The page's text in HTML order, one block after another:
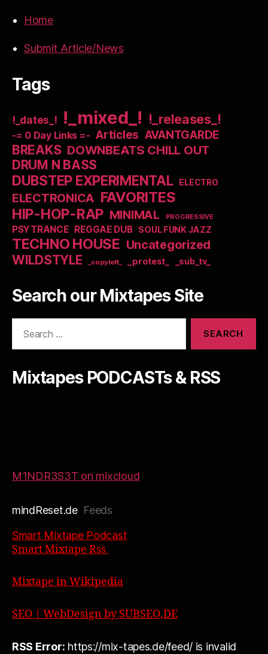
Home
Submit Article/News
Tags
!_dates_! !_mixed_! !_releases_!
-= 0 Day Links =- Articles AVANTGARDE
BREAKS DOWNBEATS CHILL OUT
DRUM N BASS
DUBSTEP EXPERIMENTAL ELECTRO
ELECTRONICA FAVORITES
HIP-HOP-RAP MINIMAL PROGRESSIVE
PSYTRANCE REGGAE DUB SOUL FUNK JAZZ
TECHNO HOUSE Uncategorized
WILDSTYLE _copyleft_ _protest_ _sub_tv_
Search our Mixtapes Site
Mixtapes PODCASTs & RSS
M1NDR3S3T on mixcloud
mindReset.deFeeds
Smart Mixtape Podcast
Smart Mixtape Rss
Mixtape in Wikipedia
SEO | WebDesign by SUBSEO,DE
RSS Error: https://mix-tapes.de/feed/ is invalid